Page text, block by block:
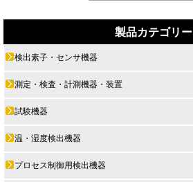
製品カテゴリー
検出素子・センサ機器
測定・検査・計測機器・装置
試験機器
温・湿度検出機器
プロセス制御用検出機器